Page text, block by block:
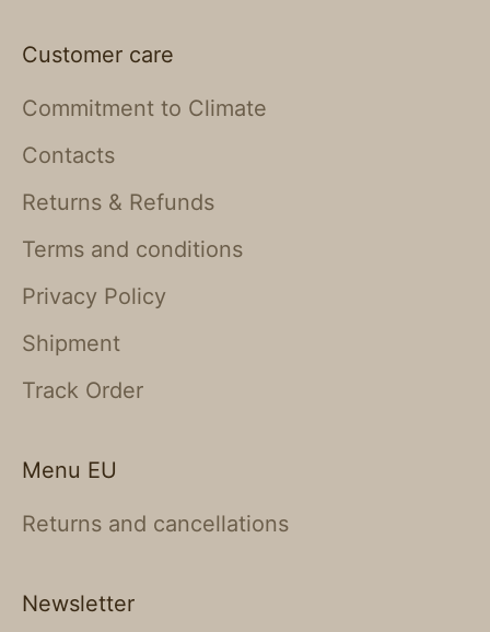
Customer care
Commitment to Climate
Contacts
Returns & Refunds
Terms and conditions
Privacy Policy
Shipment
Track Order
Menu EU
Returns and cancellations
Newsletter